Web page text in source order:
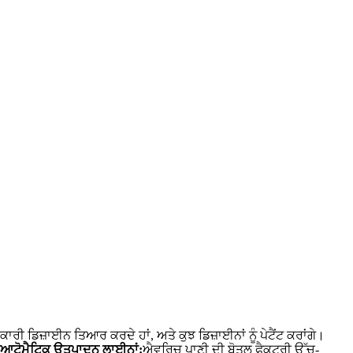
ਡਿਜ਼ਾਈਨ ਤਿਆਰ ਕਰਦੇ ਹਾਂ, ਅਤੇ ਕੁਝ ਡਿਜ਼ਾਈਨਾਂ ਨੂੰ ਪੇਟੈਂਟ ਕਰਾਂਗੇ।
ਆਟੋਮੈਟਿਕ ਉਤਪਾਦਨ ਲਾਈਨਾਂ:ਐਵਰਿਚ ਪਾਣੀ ਦੀ ਬੋਤਲ ਫੈਕਟਰੀ ਉੱਚ-